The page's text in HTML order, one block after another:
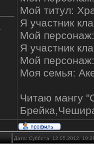
Мой титул:
Я участник
Мой
Я участник
Мой
Моя семья:
Читаю мангу
Дата: Суббота, 12.05.2012,